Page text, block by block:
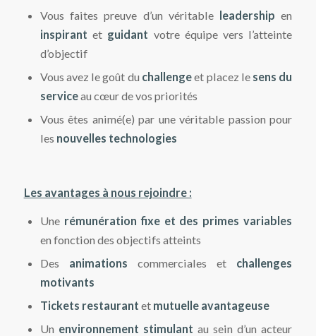
Vous faites preuve d’un véritable leadership en
inspirant et guidant votre équipe vers l’atteinte
d’objectif
Vous avez le goût du challengeet placez le sens du
serviceau cœur de vos priorités
Vous êtes animé(e) par une véritable passion pour
les nouvelles technologies
Les avantages à nous rejoindre :
Une rémunération fixe et des primes variables
en fonction des objectifs atteints
Des animations commerciales et challenges
motivants
Tickets restaurant et mutuelle avantageuse
Un environnement stimulant au sein d’un acteur